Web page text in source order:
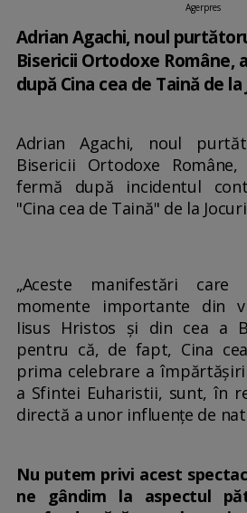
Agerpres
Adrian Agachi, noul
Bisericii Ortodoxe Române,
după Cina cea de Taină de
Adrian Agachi, noul
Bisericii Ortodoxe
fermă după incidentul
"Cina cea de Taină" de la
„Aceste manifestări
momente importante din
Iisus Hristos și din cea a
pentru că, de fapt, Cina
prima celebrare a
a Sfintei Euharistii, sunt, în
directă a unor influențe de
Nu putem privi acest
ne gândim la aspectul